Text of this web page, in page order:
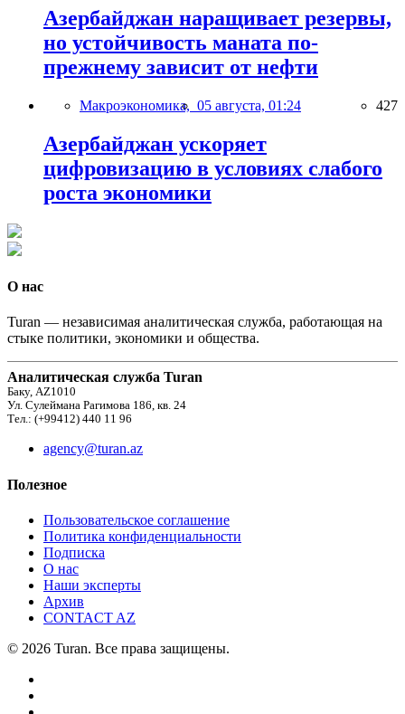
Азербайджан наращивает резервы,
но устойчивость маната по-
прежнему зависит от нефти
Макроэкономика, 05 августа, 01:24 427
Азербайджан ускоряет
цифровизацию в условиях слабого
роста экономики
О нас
Turan — независимая аналитическая служба, работающая на
стыке политики, экономики и общества.
Аналитическая служба Turan
Баку, AZ1010
Ул. Сулеймана Рагимова 186, кв. 24
Тел.: (+99412) 440 11 96
agency@turan.az
Полезное
Пользовательское соглашение
Политика конфиденциальности
Подписка
О нас
Наши эксперты
Архив
CONTACT AZ
© 2026 Turan. Все права защищены.